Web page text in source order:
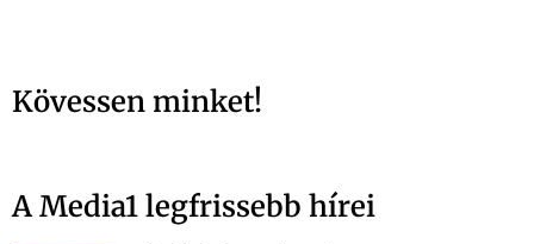
Kövessen minket!
A Media1 legfrissebb hírei